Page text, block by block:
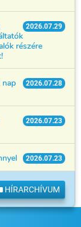
2026.07.29
részére
2026.07.28
nap
2026.07.23
2026.07.23
HÍRARCHÍVUM